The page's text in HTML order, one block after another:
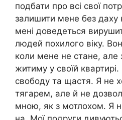
подбати про всі свої
залишити мене без даху
мені доведеться
людей похилого віку.
коли мене не стане, але
житиму у своїй
свободу та щастя. Я не
тягарем, але й не
мною, як з мотлохом. Я